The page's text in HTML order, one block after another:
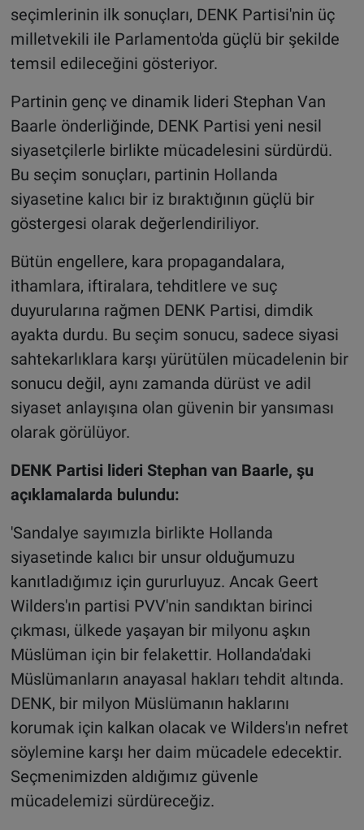
seçimlerinin ilk sonuçları, DENK Partisi'nin üç
milletvekili ile Parlamento'da güçlü bir şekilde
temsil edileceğini gösteriyor.
Partinin genç ve dinamik lideri Stephan Van
Baarle önderliğinde, DENK Partisi yeni nesil
siyasetçilerle birlikte mücadelesini sürdürdü.
Bu seçim sonuçları, partinin Hollanda
siyasetine kalıcı bir iz bıraktığının güçlü bir
göstergesi olarak değerlendiriliyor.
Bütün engellere, kara propagandalara,
ithamlara, iftiralara, tehditlere ve suç
duyurularına rağmen DENK Partisi, dimdik
ayakta durdu. Bu seçim sonucu, sadece siyasi
sahtekarlıklara karşı yürütülen mücadelenin bir
sonucu değil, aynı zamanda dürüst ve adil
siyaset anlayışına olan güvenin bir yansıması
olarak görülüyor.
DENK Partisi lideri Stephan van Baarle, şu
açıklamalarda bulundu:
'Sandalye sayımızla birlikte Hollanda
siyasetinde kalıcı bir unsur olduğumuzu
kanıtladığımız için gururluyuz. Ancak Geert
Wilders'ın partisi PVV'nin sandıktan birinci
çıkması, ülkede yaşayan bir milyonu aşkın
Müslüman için bir felakettir. Hollanda'daki
Müslümanların anayasal hakları tehdit altında.
DENK, bir milyon Müslümanın haklarını
korumak için kalkan olacak ve Wilders'ın nefret
söylemine karşı her daim mücadele edecektir.
Seçmenimizden aldığımız güvenle
mücadelemizi sürdüreceğiz.